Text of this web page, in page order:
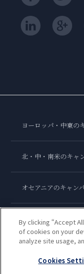
ヨーロッパ・中東の
北・中・南米のキャ
オセアニアのキャン
アジアのキャンパス
ル・コルドン・ブ
Le
By clicking “Accept
of cookies on your
analyze site usage,
Cookies